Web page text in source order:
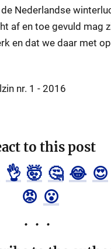
Nederlandse
af en toe gevuld mag
en dat we daar met
nr. 1 - 2016
to this post
👌 🤯 🤔 😂 😍
😡 😮